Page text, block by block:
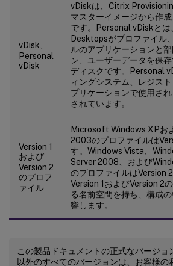
vDisk、
Personal
vDisk
vDiskは、Citrix
マスターイメージから作
です。Personal vDiskと
Desktopsがプロファイル
ルのアプリケーションと
ン、ユーザーデータを保
ディスクです。Personal
ィングシステム、レジス
プリケーションで使用さ
されています。
Version 1
および
Version 2
のプロフ
ァイル
Microsoft Windows XPお
2003のプロファイルは
す。Windows Vista、
Server 2008、および
のプロファイルはVersion
Version 1およびVersion 2
る名前空間を持ち、構成
響します。
この製品ドキュメントの正式なバージョ
以外のすべてのバージョンは、お客様の